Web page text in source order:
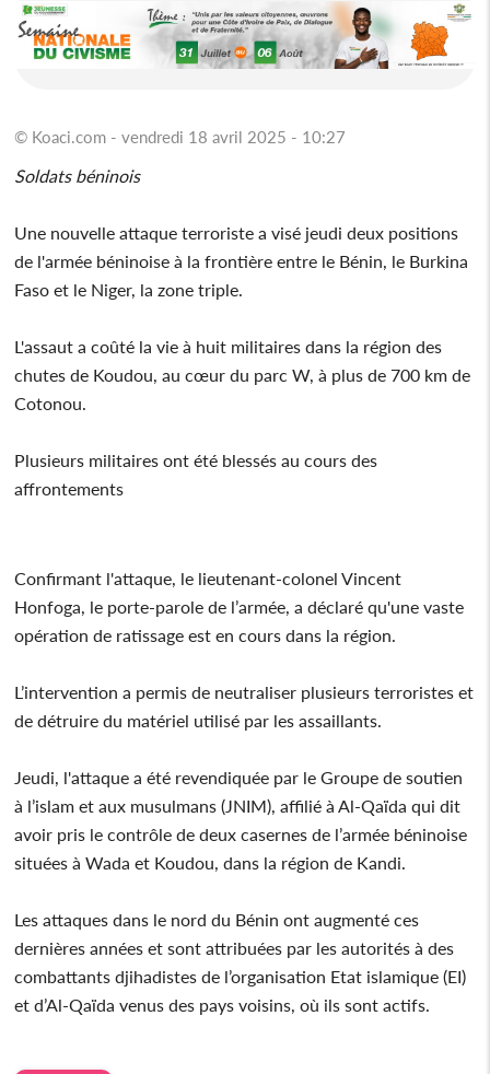
© Koaci.com - vendredi 18 avril 2025 - 10:27
Soldats béninois
Une nouvelle attaque terroriste a visé jeudi deux positions
de l'armée béninoise à la frontière entre le Bénin, le Burkina
Faso et le Niger, la zone triple.
L'assaut a coûté la vie à huit militaires dans la région des
chutes de Koudou, au cœur du parc W, à plus de 700 km de
Cotonou.
Plusieurs militaires ont été blessés au cours des
affrontements
Confirmant l'attaque, le lieutenant-colonel Vincent
Honfoga, le porte-parole de l’armée, a déclaré qu'une vaste
opération de ratissage est en cours dans la région.
L’intervention a permis de neutraliser plusieurs terroristes et
de détruire du matériel utilisé par les assaillants.
Jeudi, l'attaque a été revendiquée par le Groupe de soutien
à l’islam et aux musulmans (JNIM), affilié à Al-Qaïda qui dit
avoir pris le contrôle de deux casernes de l’armée béninoise
situées à Wada et Koudou, dans la région de Kandi.
Les attaques dans le nord du Bénin ont augmenté ces
dernières années et sont attribuées par les autorités à des
combattants djihadistes de l’organisation Etat islamique (EI)
et d’Al-Qaïda venus des pays voisins, où ils sont actifs.